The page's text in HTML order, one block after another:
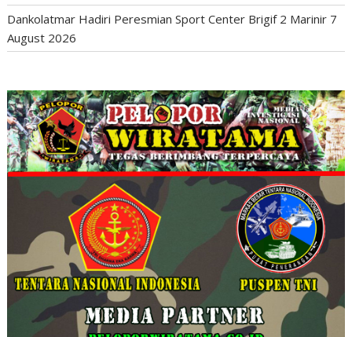
Dankolatmar Hadiri Peresmian Sport Center Brigif 2 Marinir 7
August 2026